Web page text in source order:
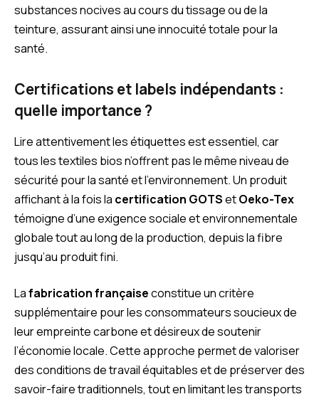
substances nocives au cours du tissage ou de la
teinture, assurant ainsi une innocuité totale pour la
santé.
Certifications et labels indépendants :
quelle importance ?
Lire attentivement les étiquettes est essentiel, car
tous les textiles bios n’offrent pas le même niveau de
sécurité pour la santé et l’environnement. Un produit
affichant à la fois la certification GOTSetOeko-Tex
témoigne d’une exigence sociale et environnementale
globale tout au long de la production, depuis la fibre
jusqu’au produit fini.
Lafabrication françaiseconstitue un critère
supplémentaire pour les consommateurs soucieux de
leur empreinte carbone et désireux de soutenir
l’économie locale. Cette approche permet de valoriser
des conditions de travail équitables et de préserver des
savoir-faire traditionnels, tout en limitant les transports